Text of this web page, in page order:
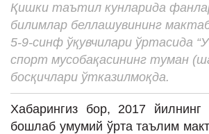
Кино
Театр
ИНТЕРВЬЮ
ЛОЙИҲАЛАР
Таҳлил
Қишки таътил кунларида
билимлар беллашувининг
5-9-синф ўқувчилари ўртасида
спорт мусобақасининг туман
босқичлари ўтказилмоқда.
Хабарингиз бор, 2017 йилнинг
бошлаб умумий ўрта таълим